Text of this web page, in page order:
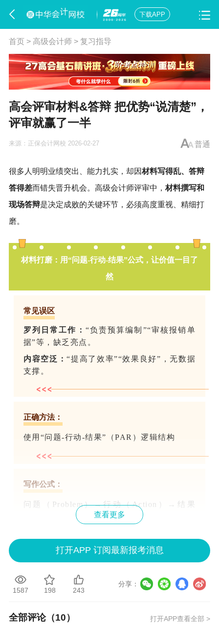
下载APP
首页> 高级会计师> 复习指导
高会评审材料&答辩 把优势“说清楚”，
评审就赢了一半
普通
来源： 正保会计网校 2026-02-27
很多人明明业绩突出、能力扎实，却因材料写得乱、答辩
答得差而错失晋升机会。高级会计师评审中，材料撰写和
现场答辩是决定成败的关键环节，必须高度重视、精细打
磨。
材料打磨：用“问题-行动-结果”公式，让价值一目了
然
常见误区
罗列日常工作： “负责预算编制”“审核报销单
据”等，缺乏亮点。
内容空泛：“提高了效率”“效果良好”，无数据
支撑。
正确方法：
使用“问题-行动-结果”（PAR）逻辑结构
写作公式：
问题（Problem）→行动（Action）→结果
示例：
“发现传统成本分摊方式导致产品盈利分析偏
法’（ABC）核算模型（行动）→产品盈利分
查看更多
打开APP 订阅最新报考消息
1587 198 243
分享：
全部评论（10） 打开APP查看全部 >